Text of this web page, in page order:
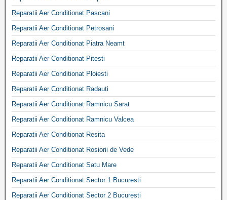
Reparatii Aer Conditionat Pascani
Reparatii Aer Conditionat Petrosani
Reparatii Aer Conditionat Piatra Neamt
Reparatii Aer Conditionat Pitesti
Reparatii Aer Conditionat Ploiesti
Reparatii Aer Conditionat Radauti
Reparatii Aer Conditionat Ramnicu Sarat
Reparatii Aer Conditionat Ramnicu Valcea
Reparatii Aer Conditionat Resita
Reparatii Aer Conditionat Rosiorii de Vede
Reparatii Aer Conditionat Satu Mare
Reparatii Aer Conditionat Sector 1 Bucuresti
Reparatii Aer Conditionat Sector 2 Bucuresti